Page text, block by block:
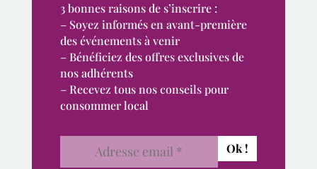
3 bonnes raisons de s’inscrire :
– Soyez informés en avant-première
des événements à venir
– Bénéficiez des offres exclusives de
nos adhérents
– Recevez tous nos conseils pour
consommer local